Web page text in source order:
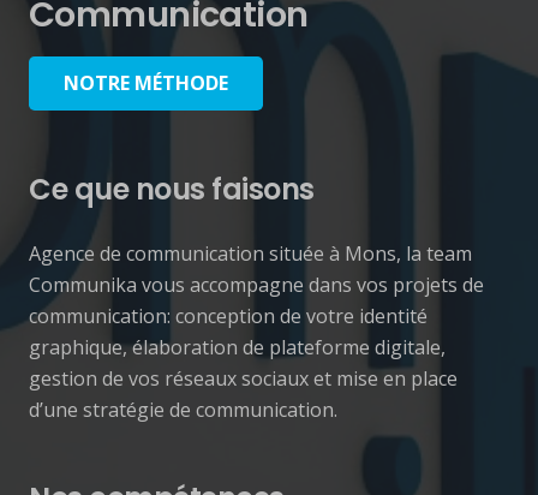
Communication
NOTRE MÉTHODE
Ce que nous faisons
Agence de communication située à Mons, la team
Communika vous accompagne dans vos projets de
communication: conception de votre identité
graphique, élaboration de plateforme digitale,
gestion de vos réseaux sociaux et mise en place
d’une stratégie de communication.